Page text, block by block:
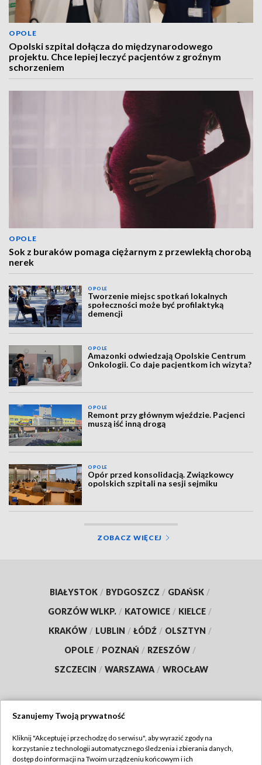
OPOLE
Opolski szpital dołącza do międzynarodowego
projektu. Chce lepiej leczyć pacjentów z groźnym
schorzeniem
OPOLE
Sok z buraków pomaga ciężarnym z przewlekłą chorobą
nerek
OPOLE
Tworzenie miejsc spotkań lokalnych
społeczności może być profilaktyką
demencji
OPOLE
Amazonki odwiedzają Opolskie Centrum
Onkologii. Co daje pacjentkom ich wizyta?
OPOLE
Remont przy głównym wjeździe. Pacjenci
muszą iść inną drogą
OPOLE
Opór przed konsolidacją. Związkowcy
opolskich szpitali na sesji sejmiku
ZOBACZ WIĘCEJ
BIAŁYSTOK / BYDGOSZCZ / GDAŃSK /
GORZÓW WLKP. / KATOWICE / KIELCE /
KRAKÓW / LUBLIN / ŁÓDŹ / OLSZTYN /
OPOLE / POZNAŃ / RZESZÓW /
SZCZECIN / WARSZAWA / WROCŁAW
TVP
Szanujemy Twoją prywatność
Kliknij "Akceptuję i przechodzę do serwisu", aby wyrazić zgody na
korzystanie z technologii automatycznego śledzenia i zbierania danych,
dostęp do informacji na Twoim urządzeniu końcowym i ich